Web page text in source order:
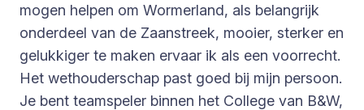
mogen helpen om Wormerland, als belangrijk
onderdeel van de Zaanstreek, mooier, sterker en
gelukkiger te maken ervaar ik als een voorrecht.
Het wethouderschap past goed bij mijn persoon.
Je bent teamspeler binnen het College van B&W,